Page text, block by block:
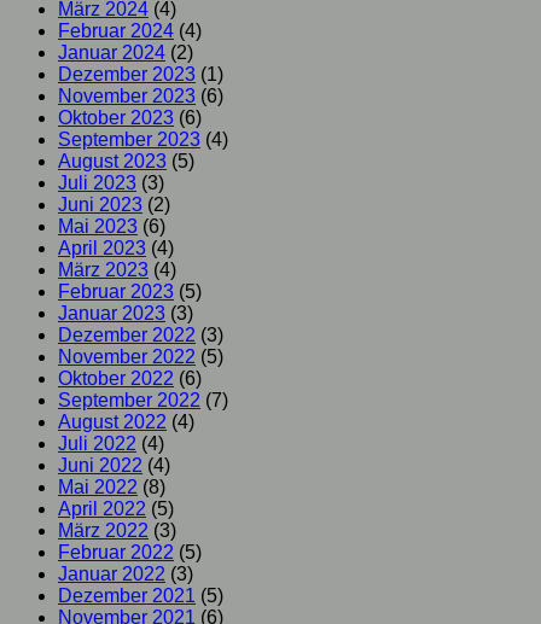
März 2024 (4)
Februar 2024 (4)
Januar 2024 (2)
Dezember 2023 (1)
November 2023 (6)
Oktober 2023 (6)
September 2023 (4)
August 2023 (5)
Juli 2023 (3)
Juni 2023 (2)
Mai 2023 (6)
April 2023 (4)
März 2023 (4)
Februar 2023 (5)
Januar 2023 (3)
Dezember 2022 (3)
November 2022 (5)
Oktober 2022 (6)
September 2022 (7)
August 2022 (4)
Juli 2022 (4)
Juni 2022 (4)
Mai 2022 (8)
April 2022 (5)
März 2022 (3)
Februar 2022 (5)
Januar 2022 (3)
Dezember 2021 (5)
November 2021 (6)